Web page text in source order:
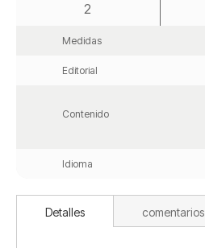
2
Medidas
Editorial
Contenido
Idioma
Detalles comentarios